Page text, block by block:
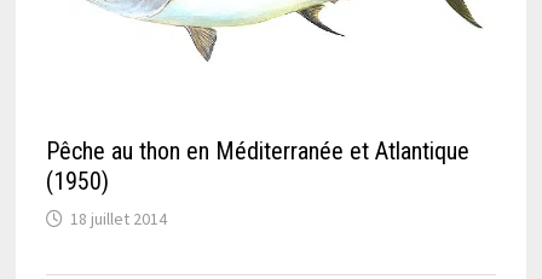
Pêche au thon en Méditerranée et Atlantique
(1950)
18 juillet 2014